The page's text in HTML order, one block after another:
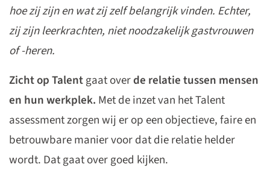
hoe zij zijn en wat zij zelf belangrijk vinden. Echter,
zij zijn leerkrachten, niet noodzakelijk gastvrouwen
of -heren.
Zicht op Talentgaat overde relatie tussen mensen
en hun werkplek. Met de inzet van het Talent
assessment zorgen wij er op een objectieve, faire en
betrouwbare manier voor dat die relatie helder
wordt. Dat gaat over goed kijken.